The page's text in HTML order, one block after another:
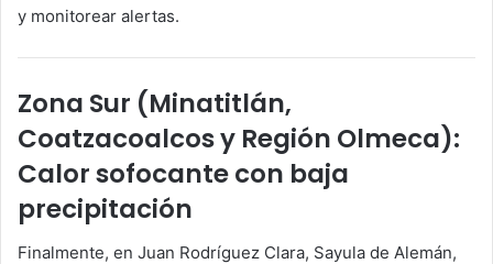
y monitorear alertas.
Zona Sur (Minatitlán,
Coatzacoalcos y Región Olmeca):
Calor sofocante con baja
precipitación
Finalmente, en Juan Rodríguez Clara, Sayula de Alemán,